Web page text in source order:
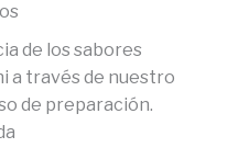
de los sabores
a través de nuestro
de preparación.